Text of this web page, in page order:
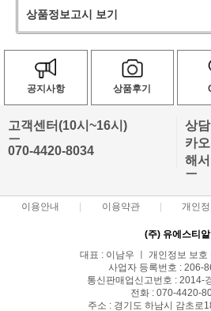
상품정보고시 보기
공지사항 상품후기
고객센터(10시~16시)
ㅡ
070-4420-8034
상
카
해
ㅡ
이용안내 이용약관 개인
(주) 유에스티알
대표 : 이남우 ㅣ 개인정보 보호
사업자 등록번호 : 206-
통신판매업신고번호 : 2014-
전화 : 070-4420-
주소 : 경기도 하남시 감초로